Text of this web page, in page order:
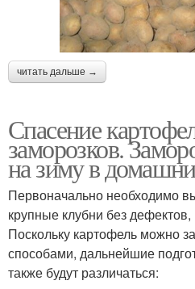
читать дальше →
Спасение
заморозков.
на зиму в
Первоначально необходимо
крупные клубни без
Поскольку картофель можно
способами, дальнейшие
также будут различаться: